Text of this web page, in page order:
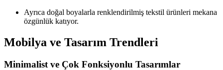
Ayrıca doğal boyalarla renklendirilmiş tekstil ürünleri mekana
özgünlük katıyor.
Mobilya ve Tasarım Trendleri
Minimalist ve Çok Fonksiyonlu Tasarımlar